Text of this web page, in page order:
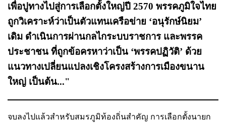
เพื่อปูทางไปสู่การเลือกตั้งใหญ่ปี 2570 พรรคภูมิใจไทย
ถูกวิเคราะห์ว่าเป็นตัวแทนเครือข่าย ‘อนุรักษ์นิยม’
เดิม ดำเนินการผ่านกลไกระบบราชการ และพรรค
ประชาชน ที่ถูกข้อครหาว่าเป็น ‘พรรคปฏิวัติ’ ด้วย
แนวทางเปลี่ยนแปลงเชิงโครงสร้างการเมืองขนาน
ใหญ่ เป็นต้น..."
จบลงไปแล้วสำหรับสมรภูมิท้องถิ่นสำคัญ การเลือกตั้งนายก